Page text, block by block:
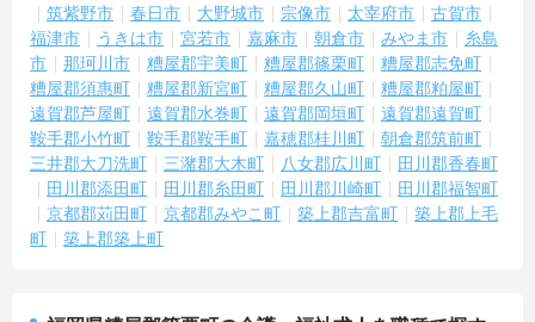
筑紫野市
春日市 大野城市 宗像市 太宰府市
古賀市
福津市
うきは市 宮若市 嘉麻市 朝倉市 みやま市
糸島
市
那珂川市 糟屋郡宇美町 糟屋郡篠栗町
糟屋郡志免町
糟屋郡須惠町
糟屋郡新宮町 糟屋郡久山町
糟屋郡粕屋町
遠賀郡芦屋町
遠賀郡水巻町 遠賀郡岡垣町
遠賀郡遠賀町
鞍手郡小竹町
鞍手郡鞍手町 嘉穂郡桂川町
朝倉郡筑前町
三井郡大刀洗町
三潴郡大木町 八女郡広川町
田川郡香春町
田川郡添田町
田川郡糸田町 田川郡川崎町
田川郡福智町
京都郡苅田町
京都郡みやこ町 築上郡吉富町
築上郡上毛
町
築上郡築上町